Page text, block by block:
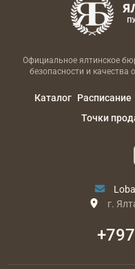
Официальное ялтинское
безопасности и
Каталог Расписание
Точки
г.